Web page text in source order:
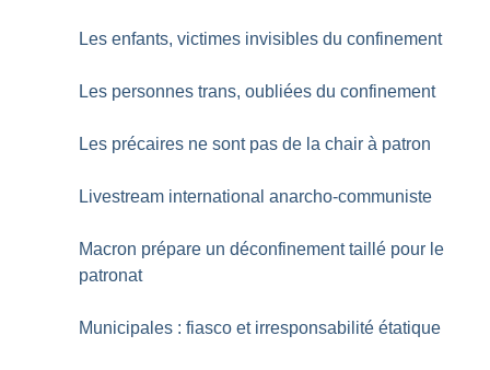
Les enfants, victimes invisibles du confinement
Les personnes trans, oubliées du confinement
Les précaires ne sont pas de la chair à patron
Livestream international anarcho-communiste
Macron prépare un déconfinement taillé pour le
patronat
Municipales : fiasco et irresponsabilité étatique